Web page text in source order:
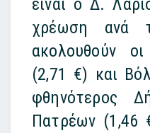
χρέωση ανά
ακολουθούν
(2,71 €) και
φθηνότερος
Πατρέων (1,46